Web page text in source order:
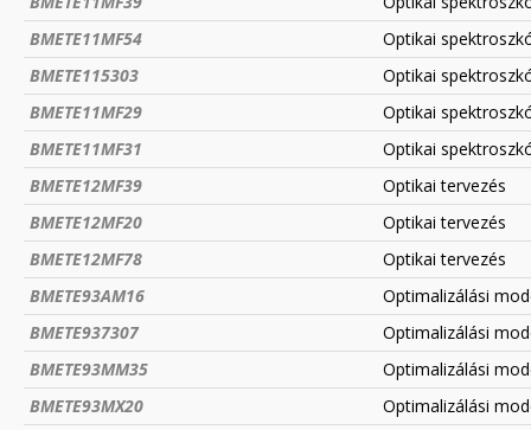
BMETE11MF54
Optikai
BMETE115303
Optikai
BMETE11MF29
Optikai
BMETE11MF31
Optikai
BMETE12MF39
Optikai tervezés
BMETE12MF20
Optikai tervezés
BMETE12MF78
Optikai tervezés
BMETE93AM16
Optimalizálási
BMETE937307
Optimalizálási
BMETE93MM35
Optimalizálási
BMETE93MX20
Optimalizálási